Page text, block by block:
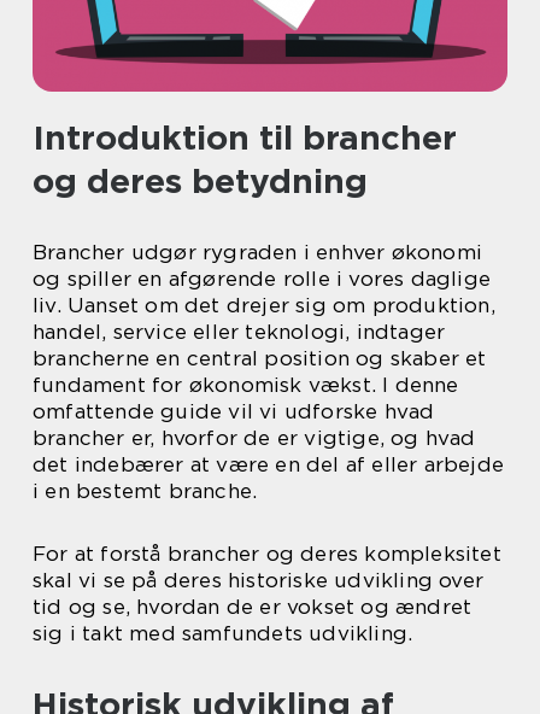
Introduktion til brancher
og deres betydning
Brancher udgør rygraden i enhver økonomi
og spiller en afgørende rolle i vores daglige
liv. Uanset om det drejer sig om produktion,
handel, service eller teknologi, indtager
brancherne en central position og skaber et
fundament for økonomisk vækst. I denne
omfattende guide vil vi udforske hvad
brancher er, hvorfor de er vigtige, og hvad
det indebærer at være en del af eller arbejde
i en bestemt branche.
For at forstå brancher og deres kompleksitet
skal vi se på deres historiske udvikling over
tid og se, hvordan de er vokset og ændret
sig i takt med samfundets udvikling.
Historisk udvikling af